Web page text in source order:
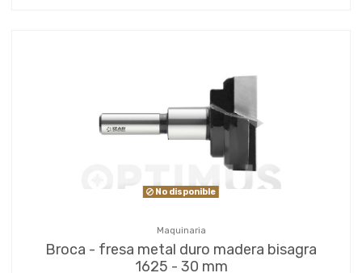
No disponible
Maquinaria
Broca - fresa metal duro madera bisagra
1625 - 30 mm